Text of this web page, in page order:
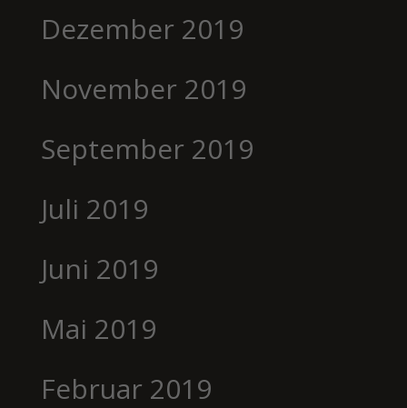
Dezember 2019
November 2019
September 2019
Juli 2019
Juni 2019
Mai 2019
Februar 2019